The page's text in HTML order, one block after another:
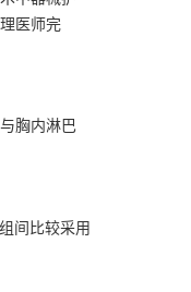
医师完
胸内淋巴
间比较采用